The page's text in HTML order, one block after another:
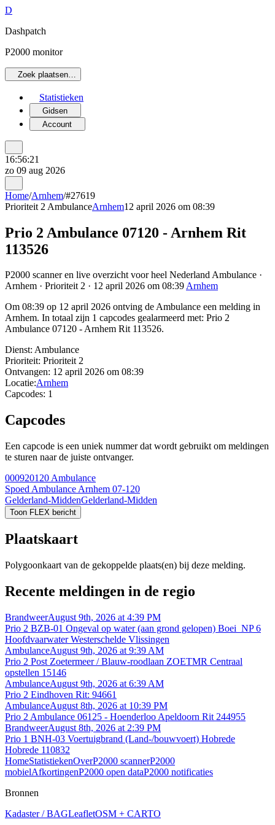
D
Dashpatch
P2000 monitor
Zoek plaatsen…
Statistieken
Gidsen
Account
16:56:21
zo 09 aug 2026
Home/Arnhem/#27619
Prioriteit 2 AmbulanceArnhem12 april 2026 om 08:39
Prio 2 Ambulance 07120 - Arnhem Rit
113526
P2000 scanner en live overzicht voor heel Nederland Ambulance ·
Arnhem · Prioriteit 2 · 12 april 2026 om 08:39Arnhem
Om 08:39 op 12 april 2026 ontving de Ambulance een melding in
Arnhem. In totaal zijn 1 capcodes gealarmeerd met: Prio 2
Ambulance 07120 - Arnhem Rit 113526.
Dienst: Ambulance
Prioriteit: Prioriteit 2
Ontvangen: 12 april 2026 om 08:39
Locatie:Arnhem
Capcodes: 1
Capcodes
Een capcode is een uniek nummer dat wordt gebruikt om meldingen
te sturen naar de juiste ontvanger.
000920120 Ambulance
Spoed Ambulance Arnhem 07-120
Gelderland-MiddenGelderland-Midden
Toon FLEX bericht
Plaatskaart
Polygoonkaart van de gekoppelde plaats(en) bij deze melding.
Recente meldingen in de regio
BrandweerAugust 9th, 2026 at 4:39 PM
Prio 2 BZB-01 Ongeval op water (aan grond gelopen) Boei_NP 6
Hoofdvaarwater Westerschelde Vlissingen
AmbulanceAugust 9th, 2026 at 9:39 AM
Prio 2 Post Zoetermeer / Blauw-roodlaan ZOETMR Centraal
opstellen 15146
AmbulanceAugust 9th, 2026 at 6:39 AM
Prio 2 Eindhoven Rit: 94661
AmbulanceAugust 8th, 2026 at 10:39 PM
Prio 2 Ambulance 06125 - Hoenderloo Apeldoorn Rit 244955
BrandweerAugust 8th, 2026 at 2:39 PM
Prio 1 BNH-03 Voertuigbrand (Land-/bouwvoert) Hobrede
Hobrede 110832
HomeStatistiekenOverP2000 scannerP2000
mobielAfkortingenP2000 open dataP2000 notificaties
Bronnen
Kadaster / BAGLeafletOSM + CARTO